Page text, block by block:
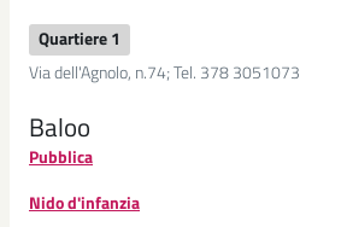
Quartiere 1
Via dell'Agnolo, n.74; Tel. 378 3051073
Baloo
Pubblica
Nido d'infanzia